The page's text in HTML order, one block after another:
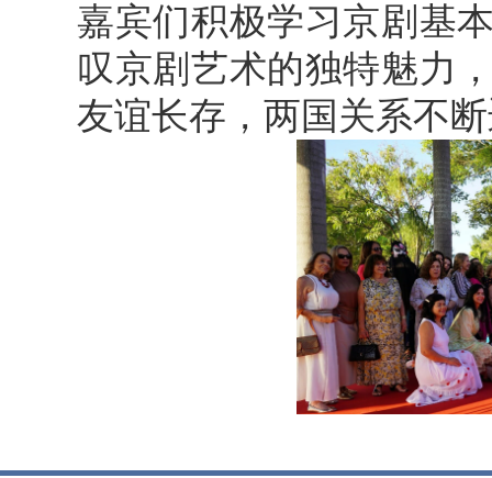
嘉宾们积极学习京剧基
叹京剧艺术的独特魅力
友谊长存，两国关系不